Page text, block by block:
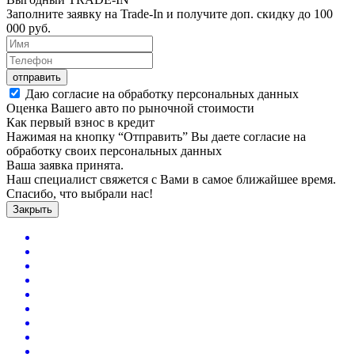
Заполните заявку на Trade-In и получите доп. скидку до 100
000 руб.
отправить
Даю согласие на обработку персональных данных
Оценка Вашего авто по рыночной стоимости
Как первый взнос в кредит
Нажимая на кнопку “Отправить” Вы даете согласие на
обработку своих персональных данных
Ваша заявка принята.
Наш специалист свяжется с Вами в самое ближайшее время.
Спасибо, что выбрали нас!
Закрыть